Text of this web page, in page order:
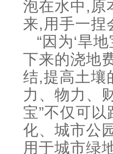
泡在水中,原
来,用手一捏
“因为‘旱
下来的浇地
结,提高土壤
力、物力、
宝”不仅可
化、城市公
用于城市绿